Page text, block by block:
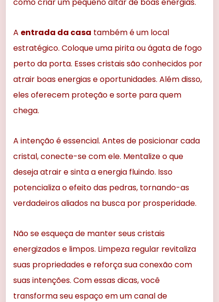
A entrada da casa também é um local
estratégico. Coloque uma pirita ou ágata de fogo
perto da porta. Esses cristais são conhecidos por
atrair boas energias e oportunidades. Além disso,
eles oferecem proteção e sorte para quem
chega.
A intenção é essencial. Antes de posicionar cada
cristal, conecte-se com ele. Mentalize o que
deseja atrair e sinta a energia fluindo. Isso
potencializa o efeito das pedras, tornando-as
verdadeiros aliados na busca por prosperidade.
Não se esqueça de manter seus cristais
energizados e limpos. Limpeza regular revitaliza
suas propriedades e reforça sua conexão com
suas intenções. Com essas dicas, você
transforma seu espaço em um canal de